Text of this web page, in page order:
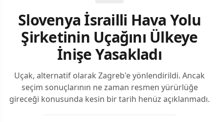
Slovenya İsrailli Hava Yolu
Şirketinin Uçağını Ülkeye
İnişe Yasakladı
Uçak, alternatif olarak Zagreb'e yönlendirildi. Ancak
seçim sonuçlarının ne zaman resmen yürürlüğe
gireceği konusunda kesin bir tarih henüz açıklanmadı.